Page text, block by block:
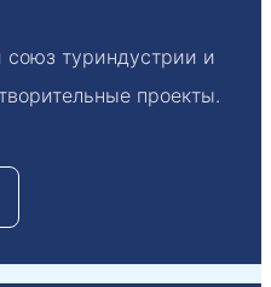
союз туриндустрии и
проекты.